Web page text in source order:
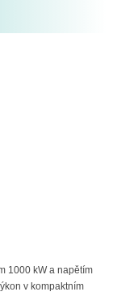
1000 kW a napětím
v kompaktním